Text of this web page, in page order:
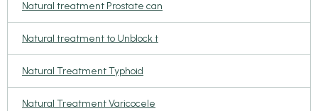
Natural treatment Prostate can
Natural treatment to Unblock t
Natural Treatment Typhoid
Natural Treatment Varicocele